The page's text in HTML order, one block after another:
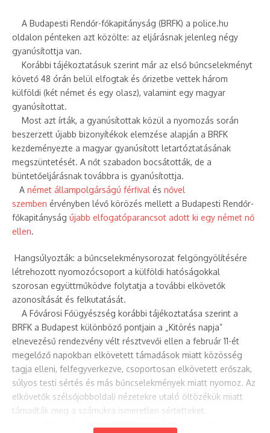
A Budapesti Rendőr-főkapitányság (BRFK) a police.hu
oldalon pénteken azt közölte: az eljárásnak jelenleg négy
gyanúsítottja van.
Korábbi tájékoztatásuk szerint már az első bűncselekményt
követő 48 órán belül elfogtak és őrizetbe vettek három
külföldi (két német és egy olasz), valamint egy magyar
gyanúsítottat.
Most azt írták, a gyanúsítottak közül a nyomozás során
beszerzett újabb bizonyítékok elemzése alapján a BRFK
kezdeményezte a magyar gyanúsított letartóztatásának
megszüntetését. A nőt szabadon bocsátották, de a
büntetőeljárásnak továbbra is gyanúsítottja.
A német állampolgárságú férfival és nővel
szemben érvényben lévő körözés mellett a Budapesti Rendőr-
főkapitányság újabb elfogatóparancsot adott ki egy német nő
ellen.
Hangsúlyozták: a bűncselekménysorozat felgöngyölítésére
létrehozott nyomozócsoport a külföldi hatóságokkal
szorosan együttműködve folytatja a további elkövetők
azonosítását és felkutatását.
A Fővárosi Főügyészség korábbi tájékoztatása szerint a
BRFK a Budapest különböző pontjain a „Kitörés napja”
elnevezésű rendezvény vélt résztvevői ellen a február 11-ét
megelőző napokban elkövetett támadások miatt közösség
tagja elleni, felfegyverkezve, csoportosan elkövetett erőszak,
súlyos testi sértés és más bűncselekmények miatt nyomoz. Az
elkövetők szélsőjobboldali nézetekre utaló öltözékük miatt
támadták meg a számukra ismeretlen sértetteket.